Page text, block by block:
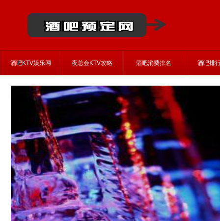
酒吧KTV娱乐网 夜总会KTV攻略 酒吧消费排名 酒吧排